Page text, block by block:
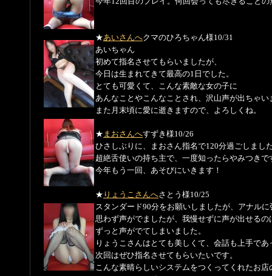
★あいさんへクマのひろちゃん様10/31
あいちゃん
初めて指名させてもらいましたが、
今日は生まれてきて最高の1日でした。
とても可愛くて、こんな素敵な女の子に
あんなことやこんなことされ、沢山声が出ちゃい
また月末頃に愛に逝きますので、よろしくね。
★ まおさんへすずき様10/26
ひさしぶりに、まおさん指名で120分過ごしまし
超絶舌使いの持ち主で、一度知ったらやみつきで
今年もう一回、あそびにいきます！
★ りょうこさんへさとう様10/25
スタンダード90分をお願いしましたが、アナル
思わず声がでましたが、我慢せずに声が出せる
ずっと声がでてしまいました。
りょうこさんはとても美しくて、会話も上手で
次回はぜひ指名させてもらいたいです。
こんな素晴らしいシステムをつくってくれたお